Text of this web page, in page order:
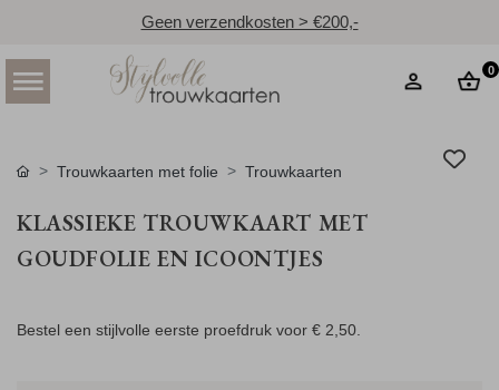
Geen verzendkosten > €200,-
0
Trouwkaarten met folie Trouwkaarten
KLASSIEKE TROUWKAART MET
GOUDFOLIE EN ICOONTJES
Bestel een stijlvolle eerste proefdruk voor € 2,50.